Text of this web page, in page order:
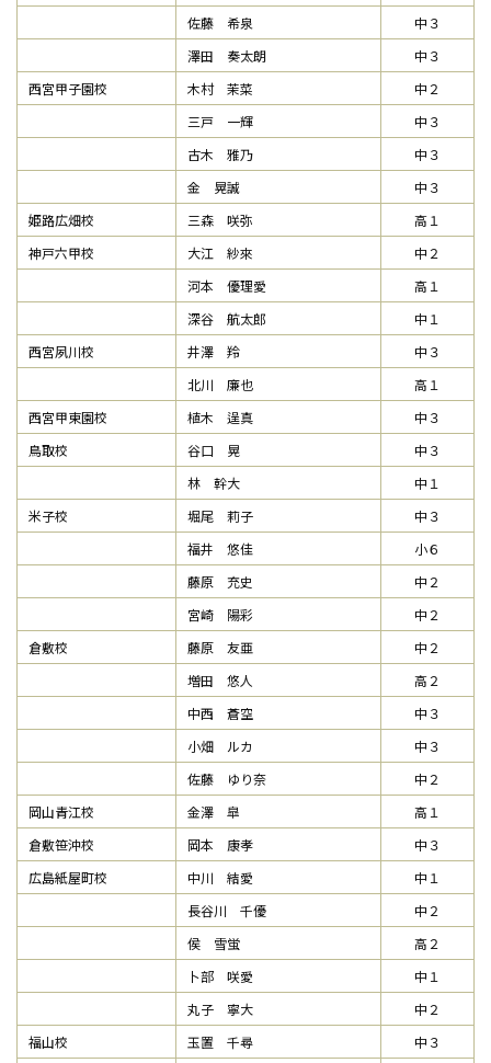
佐藤 希泉
中３
澤田 奏太朗
中３
西宮甲子園校
木村 茉菜
中２
三戸 一輝
中３
古木 雅乃
中３
金 晃誠
中３
姫路広畑校
三森 咲弥
高１
神戸六甲校
大江 紗來
中２
河本 優理愛
高１
深谷 航太郎
中１
西宮夙川校
井澤 羚
中３
北川 廉也
高１
西宮甲東園校
植木 逞真
中３
鳥取校
谷口 晃
中３
林 幹大
中１
米子校
堀尾 莉子
中３
福井 悠佳
小６
藤原 充史
中２
宮崎 陽彩
中２
倉敷校
藤原 友亜
中２
増田 悠人
高２
中西 蒼空
中３
小畑 ルカ
中３
佐藤 ゆり奈
中２
岡山青江校
金澤 皐
高１
倉敷笹沖校
岡本 康孝
中３
広島紙屋町校
中川 結愛
中１
長谷川 千優
中２
侯 雪蛍
高２
卜部 咲愛
中１
丸子 寧大
中２
福山校
玉置 千尋
中３